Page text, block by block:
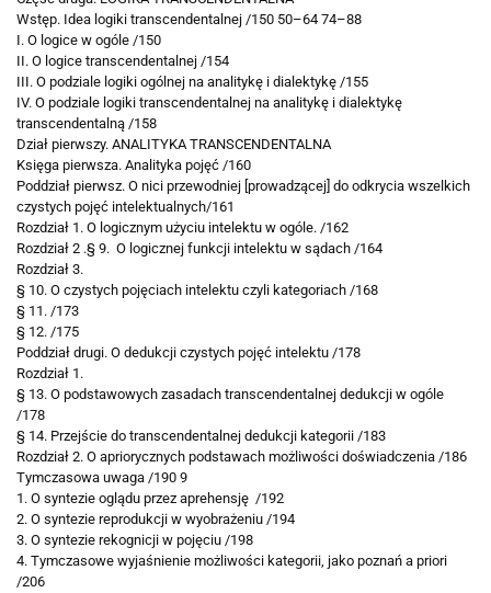
Wstęp. Idea logiki transcendentalnej /150 50–64 74–88
I. O logice w ogóle /150
II. O logice transcendentalnej /154
III. O podziale logiki ogólnej na analitykę i dialektykę /155
IV. O podziale logiki transcendentalnej na analitykę i dialektykę
transcendentalną /158
Dział pierwszy. ANALITYKA TRANSCENDENTALNA
Księga pierwsza. Analityka pojęć /160
Poddział pierwsz. O nici przewodniej [prowadzącej] do odkrycia wszelkich
czystych pojęć intelektualnych/161
Rozdział 1. O logicznym użyciu intelektu w ogóle. /162
Rozdział 2 .§ 9. O logicznej funkcji intelektu w sądach /164
Rozdział 3.
§ 10. O czystych pojęciach intelektu czyli kategoriach /168
§ 11. /173
§ 12. /175
Poddział drugi. O dedukcji czystych pojęć intelektu /178
Rozdział 1.
§ 13. O podstawowych zasadach transcendentalnej dedukcji w ogóle
/178
§ 14. Przejście do transcendentalnej dedukcji kategorii /183
Rozdział 2. O apriorycznych podstawach możliwości doświadczenia /186
Tymczasowa uwaga /190 9
1. O syntezie oglądu przez aprehensję /192
2. O syntezie reprodukcji w wyobrażeniu /194
3. O syntezie rekognicji w pojęciu /198
4. Tymczasowe wyjaśnienie możliwości kategorii, jako poznań a priori
/206